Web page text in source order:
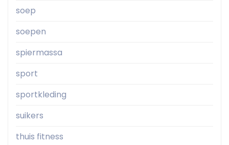
soep
soepen
spiermassa
sport
sportkleding
suikers
thuis fitness